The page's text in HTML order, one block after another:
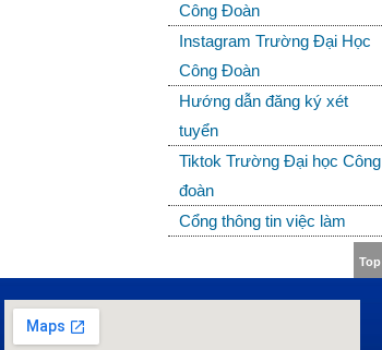
Công Đoàn
Instagram Trường Đại Học
Công Đoàn
Hướng dẫn đăng ký xét
tuyển
Tiktok Trường Đại học Công
đoàn
Cổng thông tin việc làm
Top